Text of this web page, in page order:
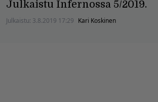
Julkaistu Infernossa 5/2019.
Julkaistu: 3.8.2019 17:29 Kari Koskinen